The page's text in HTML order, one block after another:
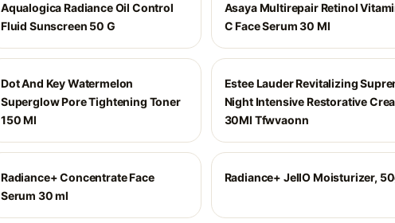
Aqualogica Radiance Oil Control
Fluid Sunscreen 50 G
Asaya Multirepair Retinol
C Face Serum 30 Ml
Dot And Key Watermelon
Superglow Pore Tightening Toner
150 Ml
Estee Lauder Revitalizing
Night Intensive Restorative
30Ml Tfwvaonn
Radiance+ Concentrate Face
Serum 30 ml
Radiance+ JellO Moisturizer,